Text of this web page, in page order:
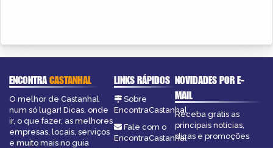
ENCONTRACASTANHAL
O melhor de Castanhal
num só lugar! Dicas, onde
ir, o que fazer, as melhores
empresas, locais, serviços
e muito mais no guia
LINKS RÁPIDOS
Sobre
EncontraCastanhal
Fale com o
EncontraCastanhal
NOVIDADES POR E-
MAIL
Receba grátis as
principais notícias,
dicas e promoções